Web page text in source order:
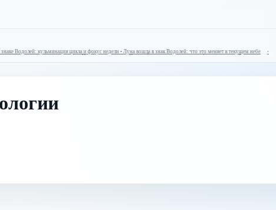
кульминация цикла и фокус недели • Луна вошла в знак Водолей: что это меняет в текущем небе
это меняет в текущем небе • Полнолуние в знаке Водолей: кульминация цикла и фокус недели • Луна вошла в